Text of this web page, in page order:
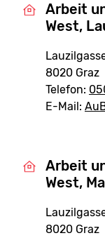
Arbeit
West,
8020 Graz
Telefon:
E-Mail:
Arbeit
West,
8020 Graz